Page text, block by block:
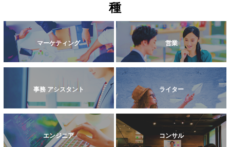
種
マーケティング 営業
事務 アシスタント ライター
エンジニア コンサル